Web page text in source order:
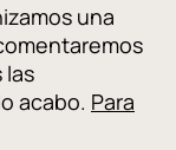
una
las
acabo. Para